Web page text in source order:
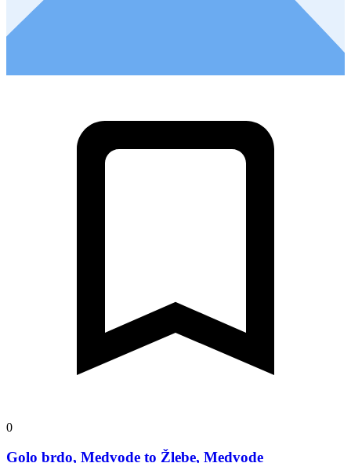
0
Golo brdo, Medvode to Žlebe, Medvode